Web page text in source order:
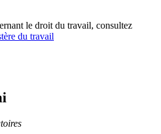
le droit du travail, consultez
du travail